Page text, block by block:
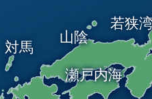
若狭
山陰
瀬戸内海
対馬